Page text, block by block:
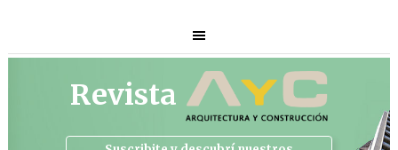
Revista